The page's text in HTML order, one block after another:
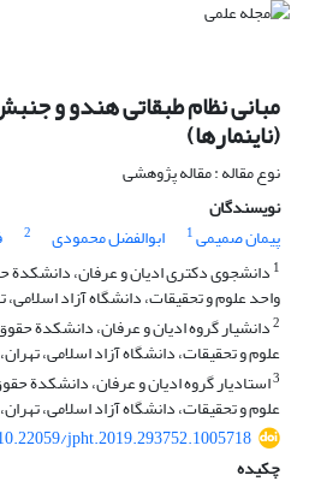
مبانی نظام طبقاتی هندو و
(ناینمارها)
نوع مقاله : مقاله پژوهشی
نویسندگان
پیمان صمیمی1 ابوالفضل محمودی 2
1 دانشجوی دکتری ادیان و عرفان، دانشکدة
واحد علوم و تحقیقات، دانشگاه آزاد اسلامی،
2دانشیار گروه ادیان و عرفان، دانشکدة
علوم و تحقیقات، دانشگاه آزاد اسلامی،
3استادیار گروه ادیان و عرفان، دانشکدة
علوم و تحقیقات، دانشگاه آزاد اسلامی،
jpht.2019.293752.1005718
چکیده